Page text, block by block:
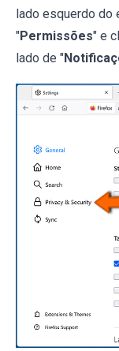
lado esquerdo do
"Permissões" e
lado de "